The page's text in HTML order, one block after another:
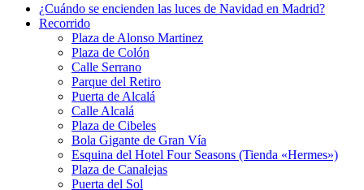
¿Cuándo se encienden las luces de Navidad en Madrid?
Recorrido
Plaza de Alonso Martinez
Plaza de Colón
Calle Serrano
Parque del Retiro
Puerta de Alcalá
Calle Alcalá
Plaza de Cibeles
Bola Gigante de Gran Vía
Esquina del Hotel Four Seasons (Tienda «Hermes»)
Plaza de Canalejas
Puerta del Sol